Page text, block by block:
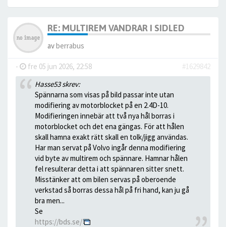
RE: MULTIREM VANDRAR I SIDLED
avberrabus
- fre 05 jun 2026, 22:58
#1629842
Hasse53 skrev:
Spännarna som visas på bild passar inte utan
modifiering av motorblocket på en 2.4D-10.
Modifieringen innebär att två nya hål borras i
motorblocket och det ena gängas. För att hålen
skall hamna exakt rätt skall en tolk/jigg användas.
Har man servat på Volvo ingår denna modifiering
vid byte av multirem och spännare. Hamnar hålen
fel resulterar detta i att spännaren sitter snett.
Misstänker att om bilen servas på oberoende
verkstad så borras dessa hål på fri hand, kan ju gå
bra men...
Se
https://bds.se/